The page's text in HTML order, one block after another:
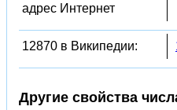
адрес Интернет
12870 в Википедии:
Другие свойства